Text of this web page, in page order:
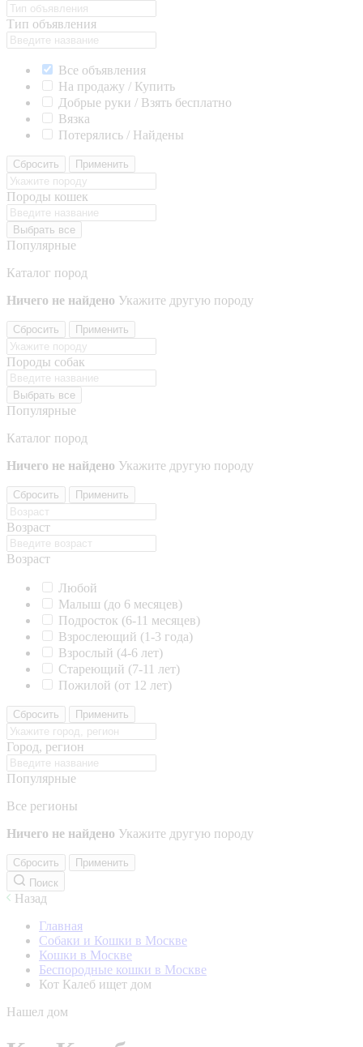
Тип объявления
Все объявления
На продажу / Купить
Добрые руки / Взять бесплатно
Вязка
Потерялись / Найдены
Сбросить Применить
Породы кошек
Выбрать все
Популярные
Каталог пород
Ничего не найдено Укажите другую породу
Сбросить Применить
Породы собак
Выбрать все
Популярные
Каталог пород
Ничего не найдено Укажите другую породу
Сбросить Применить
Возраст
Возраст
Любой
Малыш (до 6 месяцев)
Подросток (6-11 месяцев)
Взрослеющий (1-3 года)
Взрослый (4-6 лет)
Стареющий (7-11 лет)
Пожилой (от 12 лет)
Сбросить Применить
Город, регион
Популярные
Все регионы
Ничего не найдено Укажите другую породу
Сбросить
Применить
Поиск
Назад
Главная
Собаки и Кошки в Москве
Кошки в Москве
Беспородные кошки в Москве
Кот Калеб ищет дом
Нашел дом